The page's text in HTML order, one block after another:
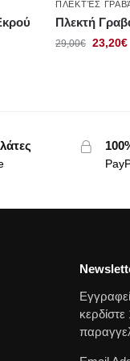
ΠΛΕΚΤΈΣ
Πλεκτή
29,00€ 23,20€